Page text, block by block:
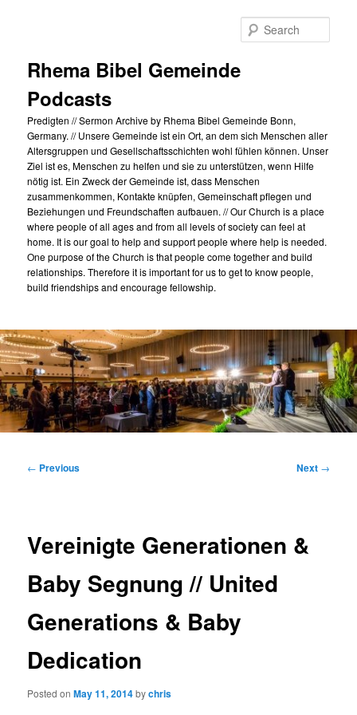
Rhema Bibel Gemeinde
Podcasts
Predigten // Sermon Archive by Rhema Bibel Gemeinde Bonn,
Germany. // Unsere Gemeinde ist ein Ort, an dem sich Menschen aller
Altersgruppen und Gesellschaftsschichten wohl fühlen können. Unser
Ziel ist es, Menschen zu helfen und sie zu unterstützen, wenn Hilfe
nötig ist. Ein Zweck der Gemeinde ist, dass Menschen
zusammenkommen, Kontakte knüpfen, Gemeinschaft pflegen und
Beziehungen und Freundschaften aufbauen. // Our Church is a place
where people of all ages and from all levels of society can feel at
home. It is our goal to help and support people where help is needed.
One purpose of the Church is that people come together and build
relationships. Therefore it is important for us to get to know people,
build friendships and encourage fellowship.
Post
← Previous Next →
Vereinigte Generationen &
Baby Segnung // United
Generations & Baby
Dedication
Posted onMay 11, 2014bychris